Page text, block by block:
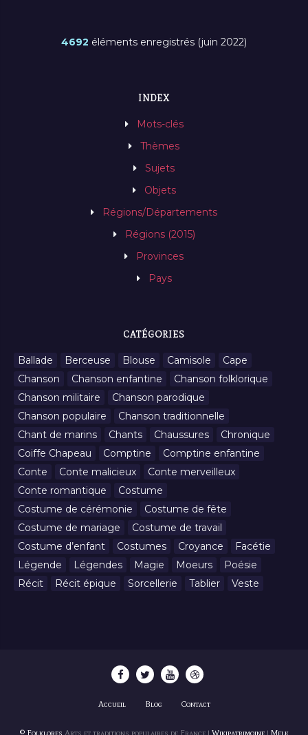
4692 éléments enregistrés (juin 2022)
INDEX
Mots-clés
Thèmes
Sujets
Objets
Régions/Départements
Régions (2015)
Provinces
Pays
CATÉGORIES
Ballade Berceuse Blouse Camisole
Cape
Chanson
Chanson enfantine
Chanson folklorique
Chanson militaire
Chanson parodique
Chanson populaire
Chanson traditionnelle
Chant de marins
Chants Chaussures
Chronique
Coiffe Chapeau
Comptine
Comptine enfantine
Conte
Conte malicieux
Conte merveilleux
Conte romantique
Costume
Costume de cérémonie
Costume de fête
Costume de mariage
Costume de travail
Costume d’enfant
Costumes Croyance
Facétie
Légende
Légendes Magie Moeurs
Poésie
Récit
Récit épique Sorcellerie Tablier Veste
Accueil Blog Contact
© Folklores Arts et traditions populaires de France | Wikipatrimoine| Melk